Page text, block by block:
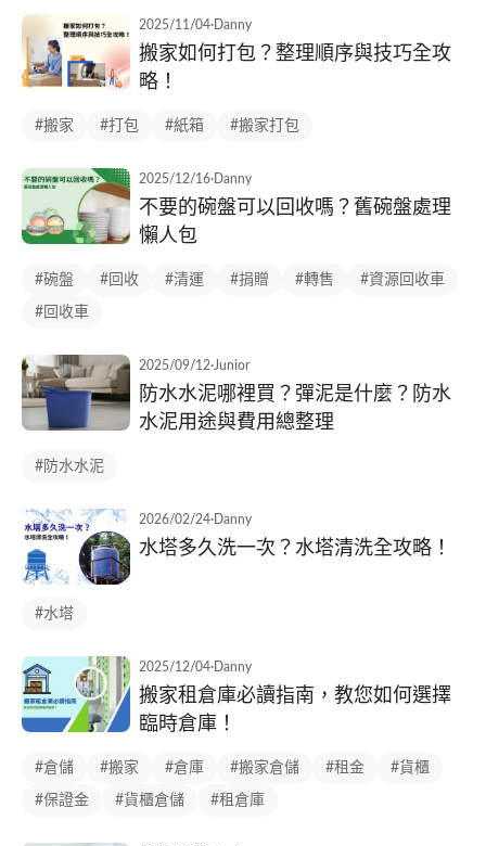
2025/11/04· Danny
搬家如何打包？整理順序與技巧全攻
略！
#搬家 #打包 #紙箱 #搬家打包
2025/12/16· Danny
不要的碗盤可以回收嗎？舊碗盤處理
懶人包
#碗盤 #回收 #清運 #捐贈 #轉售 #資源回收車
#回收車
2025/09/12·Junior
防水水泥哪裡買？彈泥是什麼？防水
水泥用途與費用總整理
#防水水泥
2026/02/24· Danny
水塔多久洗一次？水塔清洗全攻略！
#水塔
2025/12/04· Danny
搬家租倉庫必讀指南，教您如何選擇
臨時倉庫！
#倉儲 #搬家 #倉庫 #搬家倉儲 #租金 #貨櫃
#保證金 #貨櫃倉儲 #租倉庫